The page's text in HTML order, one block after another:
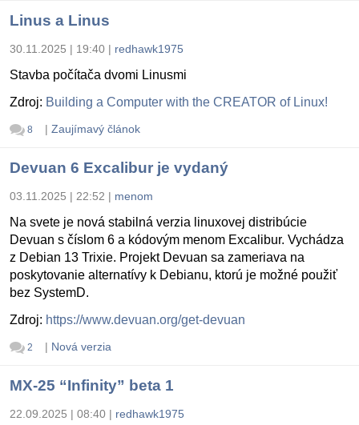
Linus a Linus
30.11.2025 | 19:40 | redhawk1975
Stavba počítača dvomi Linusmi
Zdroj: Building a Computer with the CREATOR of Linux!
8 | Zaujímavý článok
Devuan 6 Excalibur je vydaný
03.11.2025 | 22:52 | menom
Na svete je nová stabilná verzia linuxovej distribúcie
Devuan s číslom 6 a kódovým menom Excalibur. Vychádza
z Debian 13 Trixie. Projekt Devuan sa zameriava na
poskytovanie alternatívy k Debianu, ktorú je možné použiť
bez SystemD.
Zdroj: https://www.devuan.org/get-devuan
2 | Nová verzia
MX-25 “Infinity” beta 1
22.09.2025 | 08:40 | redhawk1975